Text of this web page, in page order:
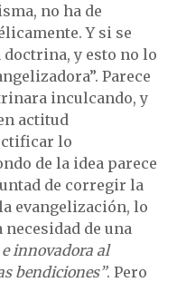
no ha de
Y si se
doctrina, y esto no lo
Parece
inculcando, y
actitud
lo
de la idea parece
de corregir la
evangelización, lo
de una
innovadora al
bendiciones”. Pero